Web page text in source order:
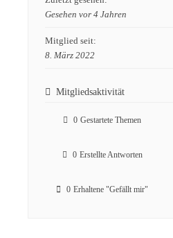
Gesehen vor 4 Jahren
Mitglied seit:
8. März 2022
Mitgliedsaktivität
0 Gestartete Themen
0 Erstellte Antworten
0 Erhaltene "Gefällt mir"